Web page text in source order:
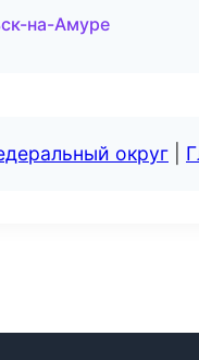
на-Амуре
округ